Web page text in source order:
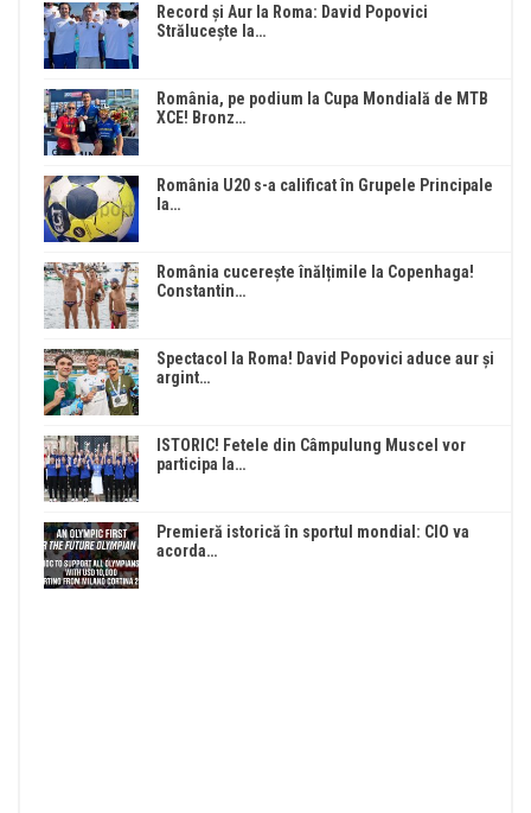
Record și Aur la Roma: David Popovici
Strălucește la…
România, pe podium la Cupa Mondială de MTB
XCE! Bronz…
România U20 s-a calificat în Grupele Principale
la…
România cucerește înălțimile la Copenhaga!
Constantin…
Spectacol la Roma! David Popovici aduce aur și
argint…
ISTORIC! Fetele din Câmpulung Muscel vor
participa la…
Premieră istorică în sportul mondial: CIO va
acorda…